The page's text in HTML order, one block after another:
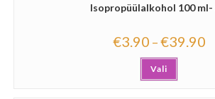
Isopropüülalkohol 100 ml-
€3.90 –€39.90
Vali